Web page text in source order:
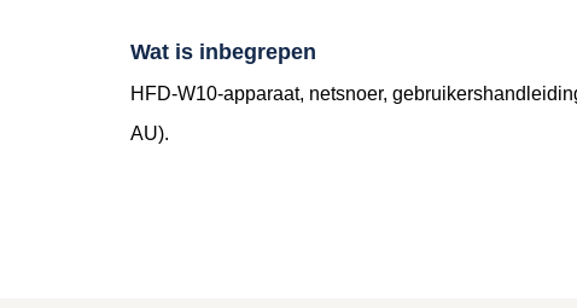
Wat is inbegrepen
HFD-W10-apparaat, netsnoer,
AU).